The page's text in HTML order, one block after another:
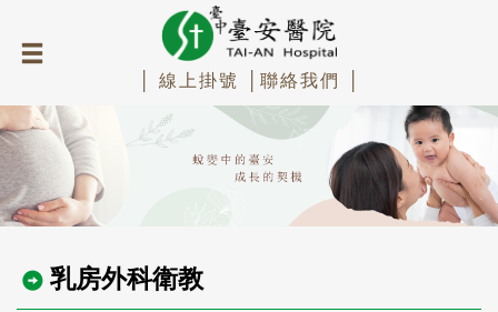
│ 線上掛號 │ 聯絡我們 │
乳房外科衛教